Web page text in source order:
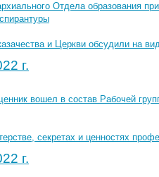
Отдела образования
и Церкви обсудили на
г.
вошел в состав Рабочей
секретах и ценностях
г.